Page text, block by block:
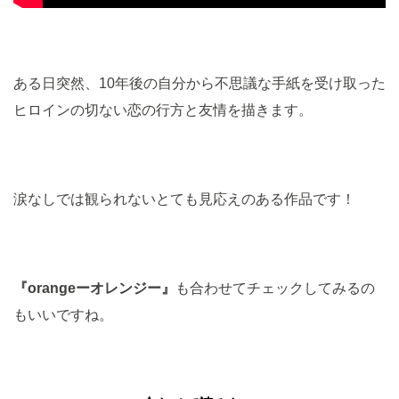
ある日突然、10年後の自分から不思議な手紙を受け取った
ヒロインの切ない恋の行方と友情を描きます。
涙なしでは観られないとても見応えのある作品です！
『orangeーオレンジー』
も合わせてチェックしてみるの
もいいですね。